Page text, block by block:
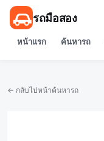
รถมือสอง
หน้าแรก ค้นหารถ
← กลับไปหน้าค้นหารถ